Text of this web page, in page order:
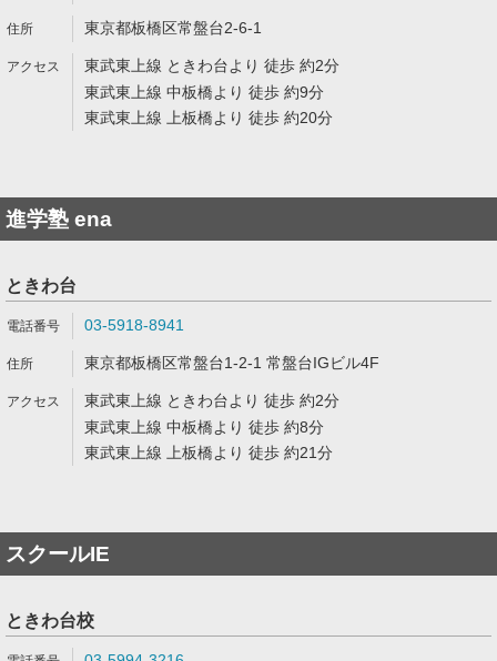
東京都板橋区常盤台2-6-1
東武東上線 ときわ台より 徒歩 約2分
東武東上線 中板橋より 徒歩 約9分
東武東上線 上板橋より 徒歩 約20分
進学塾 ena
ときわ台
03-5918-8941
東京都板橋区常盤台1-2-1 常盤台IGビル4F
東武東上線 ときわ台より 徒歩 約2分
東武東上線 中板橋より 徒歩 約8分
東武東上線 上板橋より 徒歩 約21分
スクールIE
ときわ台校